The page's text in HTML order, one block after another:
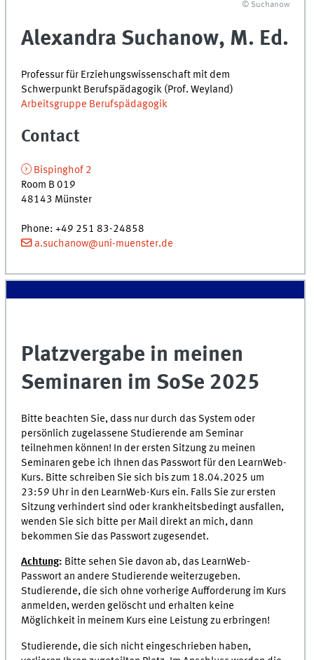
© Suchanow
Alexandra Suchanow, M. Ed.
Professur für Erziehungswissenschaft mit dem
Schwerpunkt Berufspädagogik (Prof. Weyland)
Arbeitsgruppe Berufspädagogik
Contact
Bispinghof 2
Room B 019
48143 Münster
Phone: +49 251 83-24858
a.suchanow@uni-muenster.de
Platzvergabe in meinen
Seminaren im SoSe 2025
Bitte beachten Sie, dass nur durch das System oder
persönlich zugelassene Studierende am Seminar
teilnehmen können! In der ersten Sitzung zu meinen
Seminaren gebe ich Ihnen das Passwort für den LearnWeb-
Kurs. Bitte schreiben Sie sich bis zum 18.04.2025 um
23:59 Uhr in den LearnWeb-Kurs ein. Falls Sie zur ersten
Sitzung verhindert sind oder krankheitsbedingt ausfallen,
wenden Sie sich bitte per Mail direkt an mich, dann
bekommen Sie das Passwort zugesendet.
Achtung: Bitte sehen Sie davon ab, das LearnWeb-
Passwort an andere Studierende weiterzugeben.
Studierende, die sich ohne vorherige Aufforderung im Kurs
anmelden, werden gelöscht und erhalten keine
Möglichkeit in meinem Kurs eine Leistung zu erbringen!
Studierende, die sich nicht eingeschrieben haben,